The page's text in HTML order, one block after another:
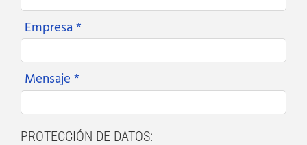
Empresa *
Mensaje *
PROTECCIÓN DE DATOS: